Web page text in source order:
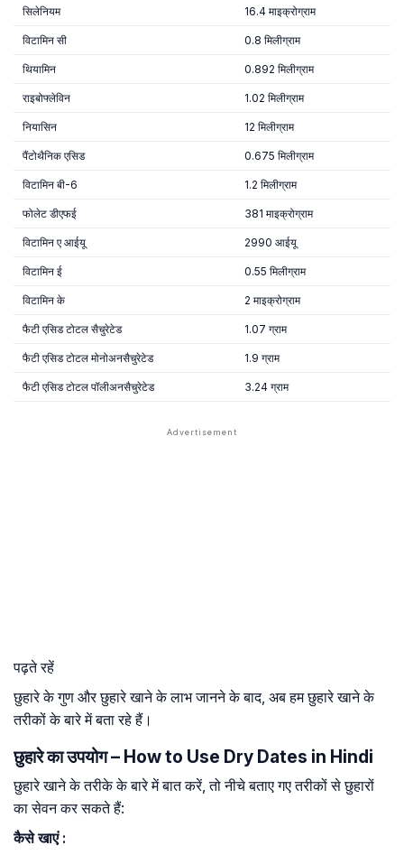
सिलेनियम 16.4 माइक्रोग्राम
विटामिन सी 0.8 मिलीग्राम
थियामिन 0.892 मिलीग्राम
राइबोफ्लेविन 1.02 मिलीग्राम
नियासिन 12 मिलीग्राम
पैंटोथैनिक एसिड 0.675 मिलीग्राम
विटामिन बी-6 1.2 मिलीग्राम
फोलेट डीएफई 381 माइक्रोग्राम
विटामिन ए आईयू 2990 आईयू
विटामिन ई 0.55 मिलीग्राम
विटामिन के 2 माइक्रोग्राम
फैटी एसिड टोटल सैचुरेटेड 1.07 ग्राम
फैटी एसिड टोटल मोनोअनसैचुरेटेड 1.9 ग्राम
फैटी एसिड टोटल पॉलीअनसैचुरेटेड 3.24 ग्राम
पढ़ते रहें
छुहारे के गुण और छुहारे खाने के लाभ जानने के बाद, अब हम छुहारे खाने के
तरीकों के बारे में बता रहे हैं।
छुहारे का उपयोग – How to Use Dry Dates in Hindi
छुहारे खाने के तरीके के बारे में बात करें, तो नीचे बताए गए तरीकों से छुहारों
का सेवन कर सकते हैं:
कैसे खाएं :